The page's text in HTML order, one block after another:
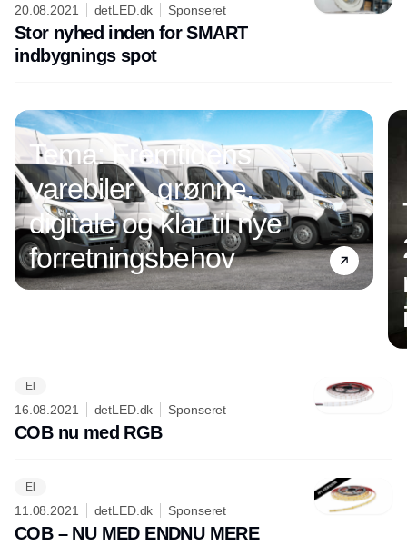
20.08.2021 detLED.dk Sponseret
Stor nyhed inden for SMART
indbygnings spot
Tema: Fremtidens
varebiler - grønne,
digitale og klar til nye
forretningsbehov
El
16.08.2021 detLED.dk Sponseret
COB nu med RGB
El
11.08.2021 detLED.dk Sponseret
COB – NU MED ENDNU MERE